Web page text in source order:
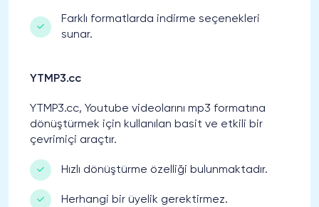
Farklı formatlarda indirme seçenekleri
sunar.
YTMP3.cc
YTMP3.cc, Youtube videolarını mp3 formatına
dönüştürmek için kullanılan basit ve etkili bir
çevrimiçi araçtır.
Hızlı dönüştürme özelliği bulunmaktadır.
Herhangi bir üyelik gerektirmez.